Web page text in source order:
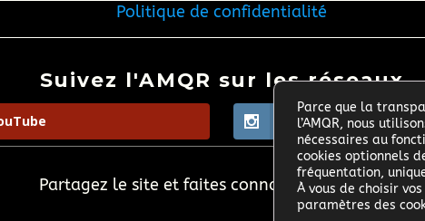
Politique de confidentialité
Suivez l'AMQR sur les réseaux
Instagram
Partagez le site et faites connaitre l'AMQR >
Parce que la
l’AMQR, nous
nécessaires au
cookies optionnels
fréquentation,
À vous de choisir
paramètres des